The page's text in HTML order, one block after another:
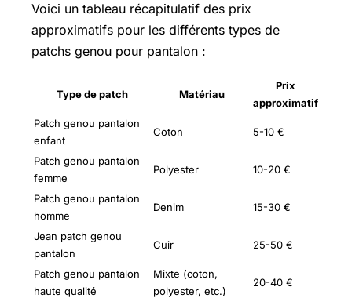
Voici un tableau récapitulatif des prix
approximatifs pour les différents types de
patchs genou pour pantalon :
Type de patch Matériau
Prix
approximatif
Patch genou pantalon
enfant
Coton 5-10 €
Patch genou pantalon
femme
Polyester 10-20 €
Patch genou pantalon
homme
Denim 15-30 €
Jean patch genou
pantalon
Cuir 25-50 €
Patch genou pantalon
haute qualité
Mixte (coton,
polyester, etc.)
20-40 €